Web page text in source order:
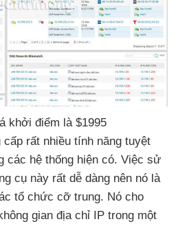
khởi điểm là $1995
cấp rất nhiều tính năng tuyệt
các hệ thống hiện có. Việc sử
cụ này rất dễ dàng nên nó là
tổ chức cỡ trung. Nó cho
gian địa chỉ IP trong một